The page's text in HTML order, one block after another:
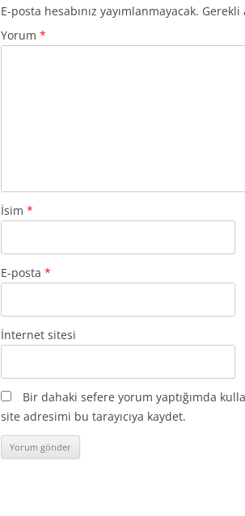
E-posta hesabınız yayımlanmayacak. Gerekli
Yorum *
İsim *
E-posta *
İnternet sitesi
Bir dahaki sefere yorum yaptığımda
site adresimi bu tarayıcıya kaydet.